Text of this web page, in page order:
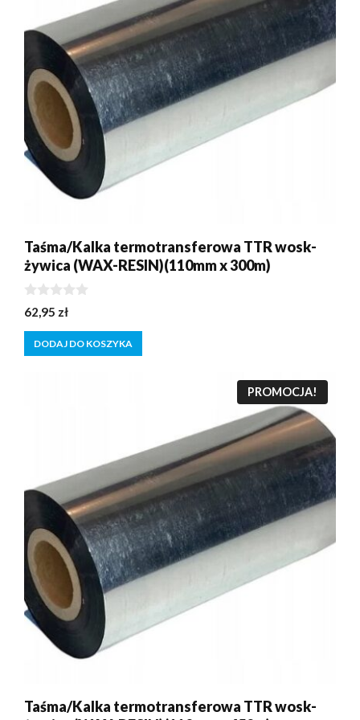
Taśma/Kalka termotransferowa TTR wosk-
żywica (WAX-RESIN)(110mm x 300m)
0
z
5
62,95 zł
DODAJ DO KOSZYKA
PROMOCJA!
Taśma/Kalka termotransferowa TTR wosk-